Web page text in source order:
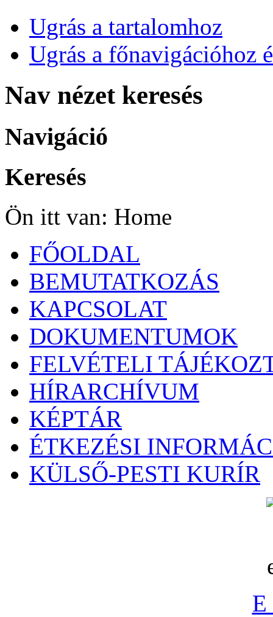
Ugrás a tartalomhoz
Ugrás a főnavigációhoz
Nav nézet keresés
Navigáció
Keresés
Ön itt van: Home
FŐOLDAL
BEMUTATKOZÁS
KAPCSOLAT
DOKUMENTUMOK
FELVÉTELI
HÍRARCHÍVUM
KÉPTÁR
ÉTKEZÉSI
KÜLSŐ-PESTI KURÍR
E